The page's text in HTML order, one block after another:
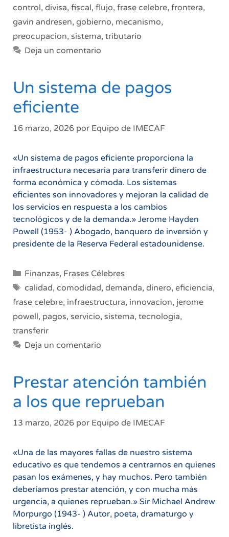
los
sistemas
tributarios
control, divisa, fiscal, flujo, frase celebre, frontera,
gavin andresen, gobierno, mecanismo,
preocupacion, sistema, tributario
Deja un comentario
Un sistema de pagos
eficiente
16 marzo, 2026 por Equipo de IMECAF
«Un sistema de pagos eficiente proporciona la
infraestructura necesaria para transferir dinero de
forma económica y cómoda. Los sistemas
eficientes son innovadores y mejoran la calidad de
los servicios en respuesta a los cambios
tecnológicos y de la demanda.» Jerome Hayden
Powell (1953- ) Abogado, banquero de inversión y
presidente de la Reserva Federal estadounidense.
Categorías
Finanzas, Frases Célebres
Etiquetas
calidad, comodidad, demanda, dinero, eficiencia,
frase celebre, infraestructura, innovacion, jerome
powell, pagos, servicio, sistema, tecnologia,
transferir
Deja un comentario
Prestar atención también
a los que reprueban
13 marzo, 2026 por Equipo de IMECAF
«Una de las mayores fallas de nuestro sistema
educativo es que tendemos a centrarnos en quienes
pasan los exámenes, y hay muchos. Pero también
deberíamos prestar atención, y con mucha más
urgencia, a quienes reprueban.» Sir Michael Andrew
Morpurgo (1943- ) Autor, poeta, dramaturgo y
libretista inglés.